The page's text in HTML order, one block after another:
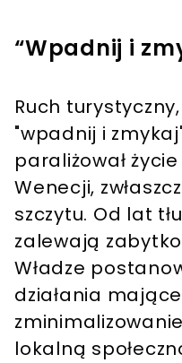
“Wpadnij i
Ruch
"wpadnij i
paraliżował
Wenecji,
szczytu. Od lat
zalewają
Władze
działania
lokalną